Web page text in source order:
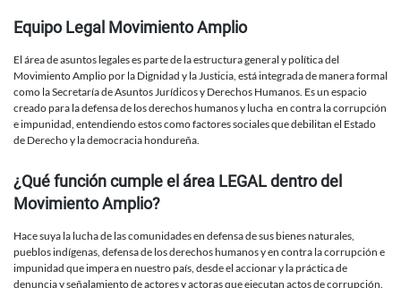
Equipo Legal Movimiento Amplio
El área de asuntos legales es parte de la estructura general y política del
Movimiento Amplio por la Dignidad y la Justicia, está integrada de manera formal
como la Secretaría de Asuntos Jurídicos y Derechos Humanos. Es un espacio
creado para la defensa de los derechos humanos y lucha en contra la corrupción
e impunidad, entendiendo estos como factores sociales que debilitan el Estado
de Derecho y la democracia hondureña.
¿Qué función cumple el área LEGAL dentro del
Movimiento Amplio?
Hace suya la lucha de las comunidades en defensa de sus bienes naturales,
pueblos indígenas, defensa de los derechos humanos y en contra la corrupción e
impunidad que impera en nuestro país, desde el accionar y la práctica de
denuncia y señalamiento de actores y actoras que ejecutan actos de corrupción.